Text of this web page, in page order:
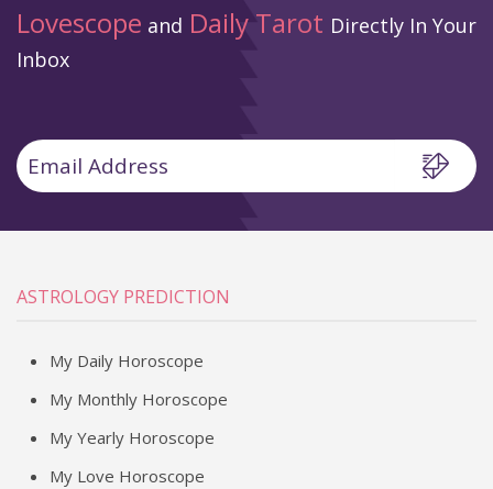
Lovescope and Daily Tarot Directly In Your
Inbox
ASTROLOGY PREDICTION
My Daily Horoscope
My Monthly Horoscope
My Yearly Horoscope
My Love Horoscope